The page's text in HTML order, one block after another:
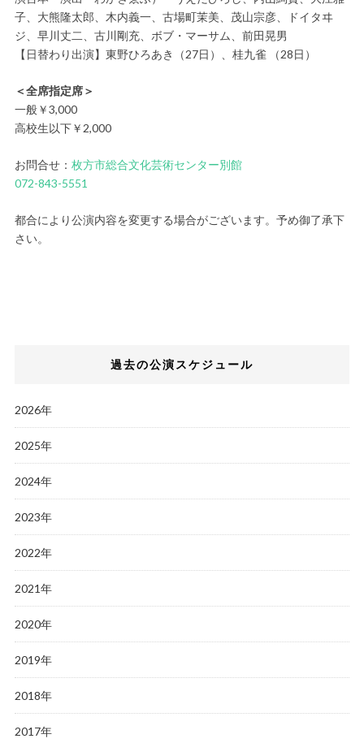
子、大熊隆太郎、木内義一、古場町茉美、茂山宗彦、ドイタヰ
ジ、早川丈二、古川剛充、ボブ・マーサム、前田晃男
【日替わり出演】東野ひろあき（27日）、桂九雀 （28日）
＜全席指定席＞
一般￥3,000
高校生以下￥2,000
お問合せ： 枚方市総合文化芸術センター別館
072-843-5551
都合により公演内容を変更する場合がございます。予め御了承下
さい。
過去の公演スケジュール
2026年
2025年
2024年
2023年
2022年
2021年
2020年
2019年
2018年
2017年